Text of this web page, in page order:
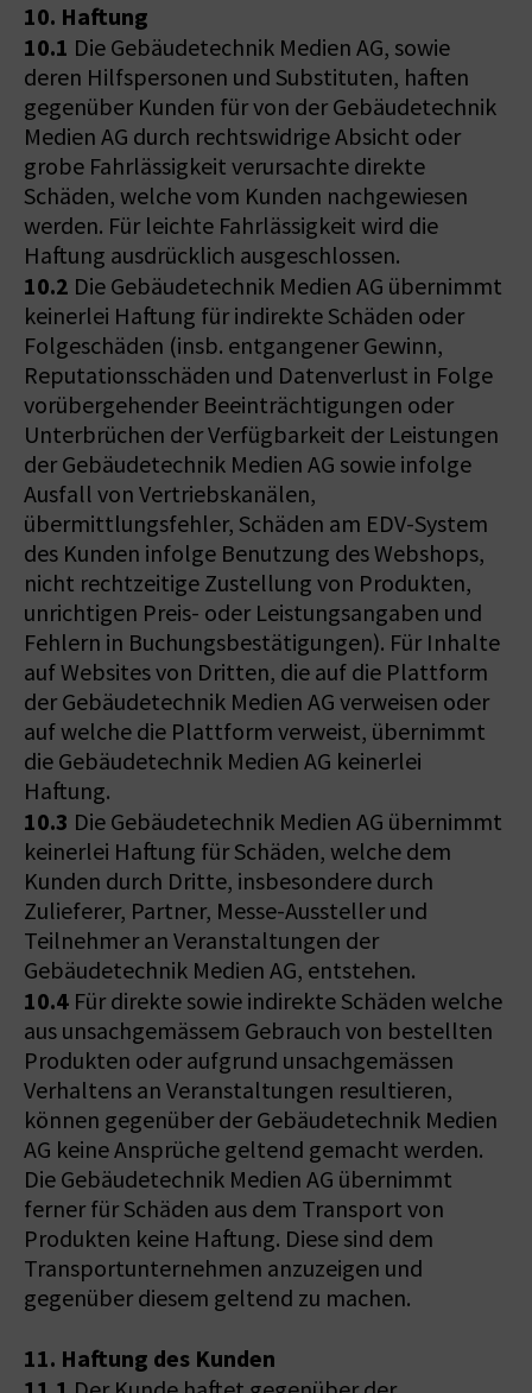
10. Haftung
10.1 Die Gebäudetechnik Medien AG, sowie
deren Hilfspersonen und Substituten, haften
gegenüber Kunden für von der Gebäudetechnik
Medien AG durch rechtswidrige Absicht oder
grobe Fahrlässigkeit verursachte direkte
Schäden, welche vom Kunden nachgewiesen
werden. Für leichte Fahrlässigkeit wird die
Haftung ausdrücklich ausgeschlossen.
10.2 Die Gebäudetechnik Medien AG übernimmt
keinerlei Haftung für indirekte Schäden oder
Folgeschäden (insb. entgangener Gewinn,
Reputationsschäden und Datenverlust in Folge
vorübergehender Beeinträchtigungen oder
Unterbrüchen der Verfügbarkeit der Leistungen
der Gebäudetechnik Medien AG sowie infolge
Ausfall von Vertriebskanälen,
übermittlungsfehler, Schäden am EDV-System
des Kunden infolge Benutzung des Webshops,
nicht rechtzeitige Zustellung von Produkten,
unrichtigen Preis- oder Leistungsangaben und
Fehlern in Buchungsbestätigungen). Für Inhalte
auf Websites von Dritten, die auf die Plattform
der Gebäudetechnik Medien AG verweisen oder
auf welche die Plattform verweist, übernimmt
die Gebäudetechnik Medien AG keinerlei
Haftung.
10.3 Die Gebäudetechnik Medien AG übernimmt
keinerlei Haftung für Schäden, welche dem
Kunden durch Dritte, insbesondere durch
Zulieferer, Partner, Messe-Aussteller und
Teilnehmer an Veranstaltungen der
Gebäudetechnik Medien AG, entstehen.
10.4 Für direkte sowie indirekte Schäden welche
aus unsachgemässem Gebrauch von bestellten
Produkten oder aufgrund unsachgemässen
Verhaltens an Veranstaltungen resultieren,
können gegenüber der Gebäudetechnik Medien
AG keine Ansprüche geltend gemacht werden.
Die Gebäudetechnik Medien AG übernimmt
ferner für Schäden aus dem Transport von
Produkten keine Haftung. Diese sind dem
Transportunternehmen anzuzeigen und
gegenüber diesem geltend zu machen.
11. Haftung des Kunden